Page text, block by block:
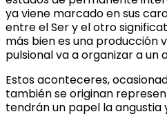
ya viene marcado en sus
entre el Ser y el otro
más bien es una producción
pulsional va a organizar a un
Estos aconteceres,
también se originan
tendrán un papel la